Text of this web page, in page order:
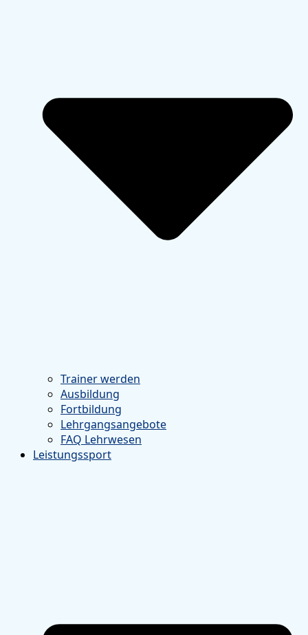
Trainer werden
Ausbildung
Fortbildung
Lehrgangsangebote
FAQ Lehrwesen
Leistungssport